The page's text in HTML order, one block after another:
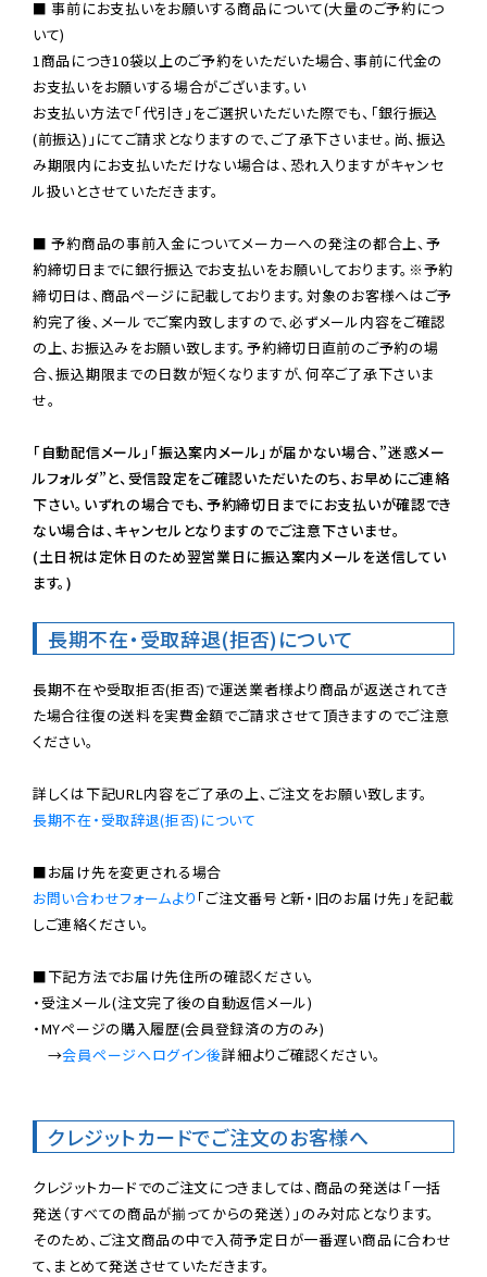
■ 事前にお支払いをお願いする商品について(大量のご予約につ
いて)
1商品につき10袋以上のご予約をいただいた場合、事前に代金の
お支払いをお願いする場合がございます。い
お支払い方法で「代引き」をご選択いただいた際でも、「銀行振込
(前振込)」にてご請求となりますので、ご了承下さいませ。尚、振込
み期限内にお支払いただけない場合は、恐れ入りますがキャンセ
ル扱いとさせていただきます。
■ 予約商品の事前入金についてメーカーへの発注の都合上、予
約締切日までに銀行振込でお支払いをお願いしております。※予約
締切日は、商品ページに記載しております。対象のお客様へはご予
約完了後、メールでご案内致しますので、必ずメール内容をご確認
の上、お振込みをお願い致します。予約締切日直前のご予約の場
合、振込期限までの日数が短くなりますが、何卒ご了承下さいま
せ。
「自動配信メール」「振込案内メール」が届かない場合、”迷惑メー
ルフォルダ”と、受信設定をご確認いただいたのち、お早めにご連絡
下さい。いずれの場合でも、予約締切日までにお支払いが確認でき
ない場合は、キャンセルとなりますのでご注意下さいませ。
(土日祝は定休日のため翌営業日に振込案内メールを送信してい
ます。)
長期不在・受取辞退(拒否)について
長期不在や受取拒否(拒否)で運送業者様より商品が返送されてき
た場合往復の送料を実費金額でご請求させて頂きますのでご注意
ください。
長期不在・受取辞退(拒否)について
お問い合わせフォームより 「ご注文番号と新・旧のお届け先」を記載
しご連絡ください。
■下記方法でお届け先住所の確認ください。
・受注メール(注文完了後の自動返信メール)
・MYページの購入履歴(会員登録済の方のみ)
→会員ページへログイン後詳細よりご確認ください。
クレジットカードでご注文のお客様へ
クレジットカードでのご注文につきましては、商品の発送は「一括
発送（すべての商品が揃ってからの発送）」のみ対応となります。
そのため、ご注文商品の中で入荷予定日が一番遅い商品に合わせ
て、まとめて発送させていただきます。